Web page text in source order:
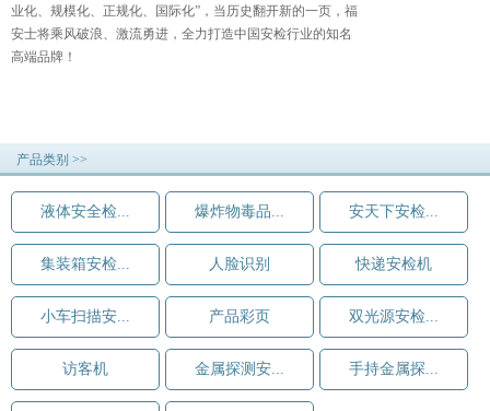
业化、规模化、正规化、国际化”，当历史翻开新的一页，福
安士将乘风破浪、激流勇进，全力打造中国安检行业的知名
高端品牌！
产品类别 >>
液体安全检... 爆炸物毒品... 安天下安检...
集装箱安检... 人脸识别 快递安检机
小车扫描安... 产品彩页 双光源安检...
访客机 金属探测安... 手持金属探...